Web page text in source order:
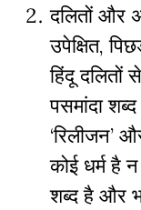
दलितों और
उपेक्षित,
हिंदू दलितों से
पसमांदा शब्द
‘रिलीजन’
कोई धर्म है न
शब्द है और